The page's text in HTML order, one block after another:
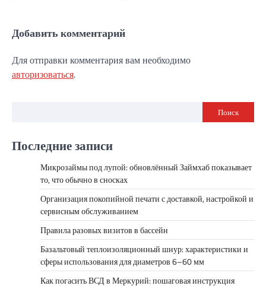
Добавить комментарий
Для отправки комментария вам необходимо
авторизоваться.
Поиск
Последние записи
Микрозаймы под лупой: обновлённый Займхаб показывает
то, что обычно в сносках
Организация покопийной печати с доставкой, настройкой и
сервисным обслуживанием
Правила разовых визитов в бассейн
Базальтовый теплоизоляционный шнур: характеристики и
сферы использования для диаметров 6–60 мм
Как погасить ВСД в Меркурий: пошаговая инструкция